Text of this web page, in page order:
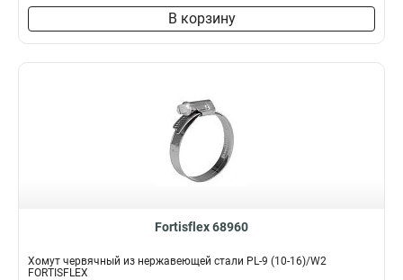
В корзину
Fortisflex 68960
Хомут червячный из нержавеющей стали PL-9 (10-16)/W2
FORTISFLEX